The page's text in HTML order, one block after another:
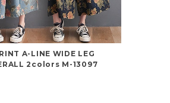
A-LINE WIDE LEG
2colors M-13097